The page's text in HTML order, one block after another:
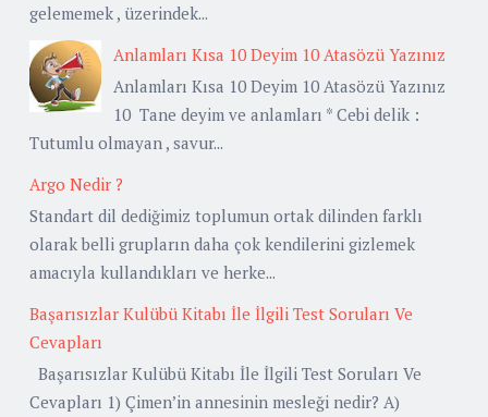
gelememek , üzerindek...
Anlamları Kısa 10 Deyim 10 Atasözü Yazınız
Anlamları Kısa 10 Deyim 10 Atasözü Yazınız
10 Tane deyim ve anlamları * Cebi delik :
Tutumlu olmayan , savur...
Argo Nedir ?
Standart dil dediğimiz toplumun ortak dilinden farklı
olarak belli grupların daha çok kendilerini gizlemek
amacıyla kullandıkları ve herke...
Başarısızlar Kulübü Kitabı İle İlgili Test Soruları Ve
Cevapları
Başarısızlar Kulübü Kitabı İle İlgili Test Soruları Ve
Cevapları 1) Çimen’in annesinin mesleği nedir? A)